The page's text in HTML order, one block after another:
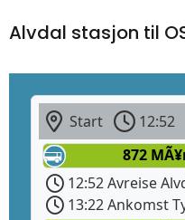
Alvdal stasjon til
Start 12:52
872
12:52 Avreise
13:22 Ankomst